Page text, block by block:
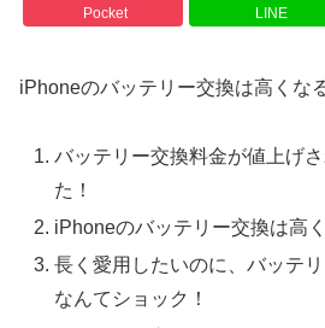
Pocket LINE
iPhoneのバッテリー交換は高くな
バッテリー交換料金が値上げ
た！
iPhoneのバッテリー交換は高
長く愛用したいのに、バッテ
なんてショック！